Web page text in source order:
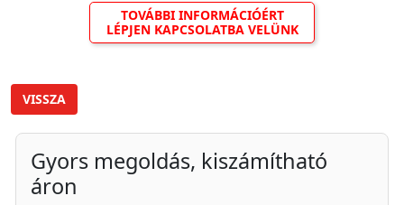
TOVÁBBI INFORMÁCIÓÉRT
LÉPJEN KAPCSOLATBA VELÜNK
VISSZA
Gyors megoldás, kiszámítható
áron